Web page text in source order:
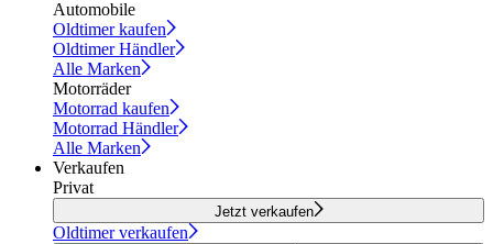
Automobile
Oldtimer kaufen
Oldtimer Händler
Alle Marken
Motorräder
Motorrad kaufen
Motorrad Händler
Alle Marken
Verkaufen
Privat
Jetzt verkaufen
Oldtimer verkaufen